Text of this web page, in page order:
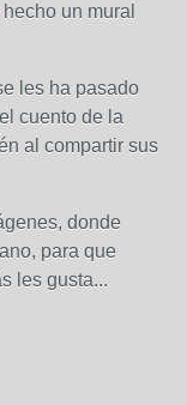
un mural
les ha pasado
cuento de la
al compartir sus
donde
para que
les gusta...